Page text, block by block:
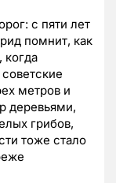
с пяти лет
помнит, как
когда
метров и
деревьями,
грибов,
тоже стало